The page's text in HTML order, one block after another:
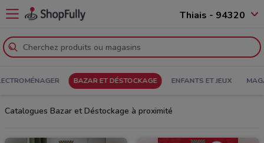
Thiais - 94320
BAZAR ET DÉSTOCKAGE ENFANTS ET JEUX
Catalogues Bazar et Déstockage à proximité